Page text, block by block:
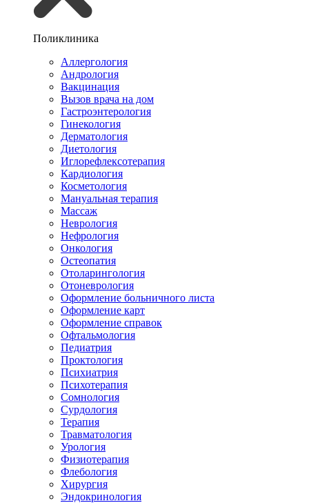
Поликлиника
Аллергология
Андрология
Вакцинация
Вызов врача на дом
Гастроэнтерология
Гинекология
Дерматология
Диетология
Иглорефлексотерапия
Кардиология
Косметология
Мануальная терапия
Массаж
Неврология
Нефрология
Онкология
Остеопатия
Отоларингология
Отоневрология
Оформление больничного листа
Оформление карт
Оформление справок
Офтальмология
Педиатрия
Проктология
Психиатрия
Психотерапия
Сомнология
Сурдология
Терапия
Травматология
Урология
Физиотерапия
Флебология
Хирургия
Эндокринология